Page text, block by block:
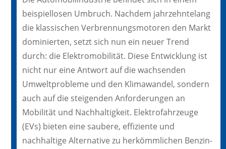
beispiellosen Umbruch. Nachdem jahrzehntelang
die klassischen Verbrennungsmotoren den Markt
dominierten, setzt sich nun ein neuer Trend
durch: die Elektromobilität. Diese Entwicklung ist
nicht nur eine Antwort auf die wachsenden
Umweltprobleme und den Klimawandel, sondern
auch auf die steigenden Anforderungen an
Mobilität und Nachhaltigkeit. Elektrofahrzeuge
(EVs) bieten eine saubere, effiziente und
nachhaltige Alternative zu herkömmlichen Benzin-